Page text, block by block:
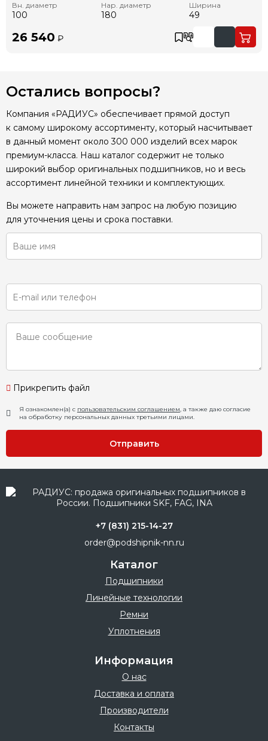
Вн. диаметр
100
Нар. диаметр
180
Ширина
49
26 540 ₽
Остались вопросы?
Компания «РАДИУС» обеспечивает прямой доступ
к самому широкому ассортименту, который насчитывает
в данный момент около 300 000 изделий всех марок
премиум-класса. Наш каталог содержит не только
широкий выбор оригинальных подшипников, но и весь
ассортимент линейной техники и комплектующих.
Вы можете направить нам запрос на любую позицию
для уточнения цены и срока поставки.
Прикрепить файл
Я ознакомлен(а) с пользовательским соглашением, а также даю согласие
на обработку персональных данных третьими лицами.
Отправить
+7 (831) 215-14-27
order@podshipnik-nn.ru
Каталог
Подшипники
Линейные технологии
Ремни
Уплотнения
Информация
О нас
Доставка и оплата
Производители
Контакты